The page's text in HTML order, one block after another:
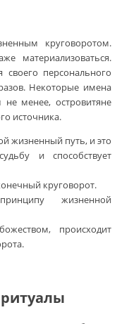
круговоротом.
материализоваться.
персонального
Некоторые имена
менее, островитяне
источника.
жизненный путь, и это
и способствует
круговорот.
жизненной
происходит